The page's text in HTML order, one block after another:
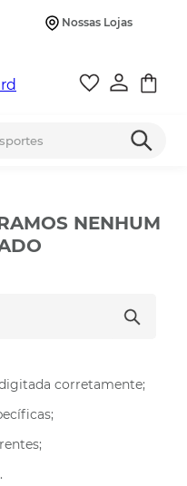
Nossas Lojas
NENHUM
corretamente;